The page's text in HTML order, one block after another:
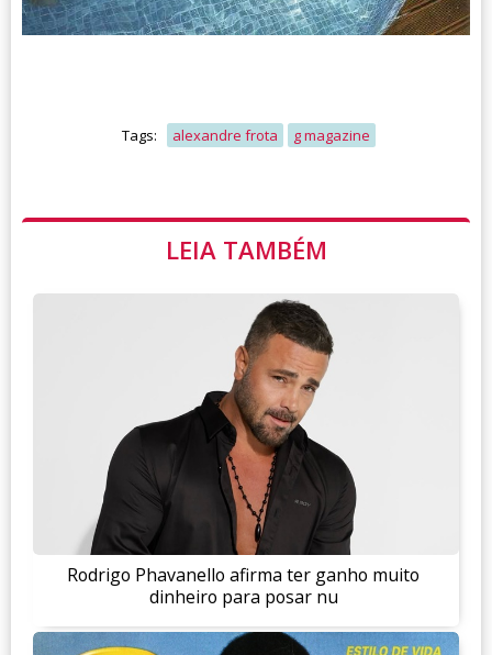
Tags: alexandre frota g magazine
LEIA TAMBÉM
Rodrigo Phavanello afirma ter ganho muito
dinheiro para posar nu